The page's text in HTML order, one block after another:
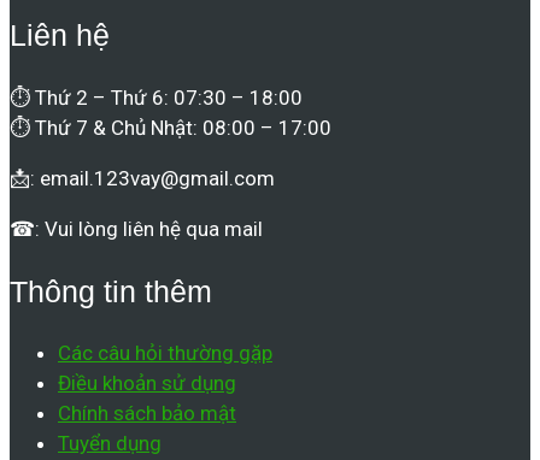
Liên hệ
⏱ Thứ 2 – Thứ 6: 07:30 – 18:00
⏱ Thứ 7 & Chủ Nhật: 08:00 – 17:00
📩: email.123vay@gmail.com
☎: Vui lòng liên hệ qua mail
Thông tin thêm
Các câu hỏi thường gặp
Điều khoản sử dụng
Chính sách bảo mật
Tuyển dụng